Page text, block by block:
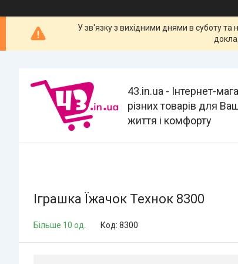
У зв'язку з вихідними днями в суботу та
43.in.ua - Інтернет-
різних товарів для
життя і комфорту
Іграшка Їжачок Технок 8300
Більше 10 од. Код: 8300